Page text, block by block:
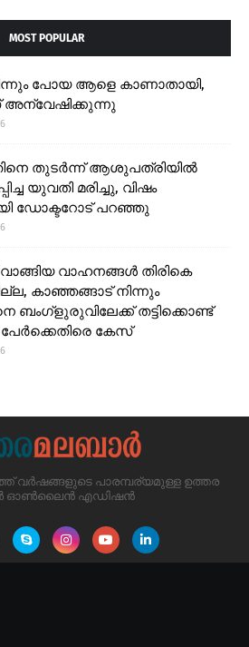
MOST POPULAR
പോയ ആളെ കാണാതായി,
തുടർന്ന് ആശുപത്രിയിൽ
യുവതി മരിച്ചു, വിഷം
ഡോക്ടറോട് പറഞ്ഞു
വാഹനങ്ങൾ തിരികെ
കാഞ്ഞങ്ങാട് നിന്നും
ബംഗ്ളുരുവിലേക്ക് തട്ടിക്കൊണ്ട്
കേസ്
വർഷങ്ങളുടെ പാരമ്പര്യമുള്ള ഉത്തര
ഓൺലൈൻ എഡിഷൻ